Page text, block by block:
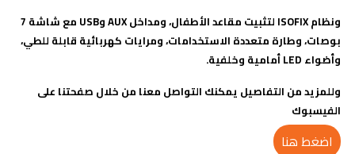
ونظام ISOFIX لتثبيت مقاعد الأطفال، ومداخل AUX وUSB مع شاشة 7
بوصات، وطارة متعددة الاستخدامات، ومرايات كهربائية قابلة للطي،
وأضواء LED أمامية وخلفية.
وللمزيد من التفاصيل يمكنك التواصل معنا من خلال صفحتنا على
الفيسبوك
اضغط هنا